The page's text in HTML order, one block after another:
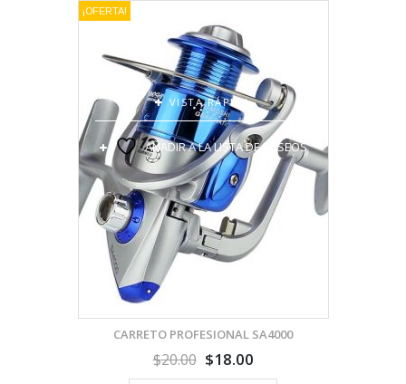
¡OFERTA!
VISTA RÁPIDA
AÑADIR A LA LISTA DE DESEOS
CARRETO PROFESIONAL SA4000
$20.00 $18.00